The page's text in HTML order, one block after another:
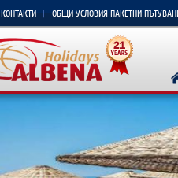
КОНТАКТИ ОБЩИ УСЛОВИЯ ПАКЕТНИ